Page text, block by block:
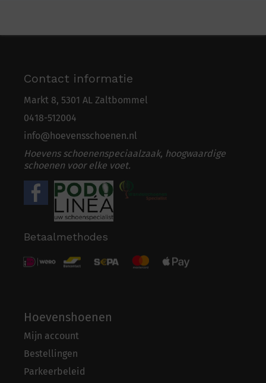
Contact informatie
Markt 8, 5301 AL Zaltbommel
0418-512004
info@hoevensschoenen.nl
Hoevens schoenenspeciaalzaak, hoogwaardige
schoenen voor elke voet.
Betaalmethodes
Hoevenshoenen
Mijn account
Bestellingen
Parkeerbeleid